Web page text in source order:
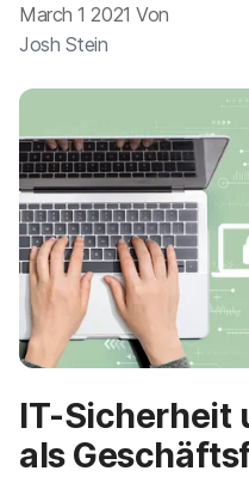
u
p
h
a
l
t
e
n
March 1 2021 Von
Josh Stein
IT-Sicherheit
als